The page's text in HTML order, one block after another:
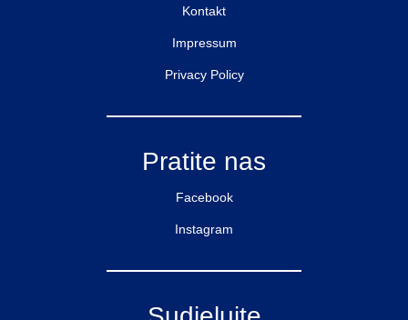
Kontakt
Impressum
Privacy Policy
Pratite nas
Facebook
Instagram